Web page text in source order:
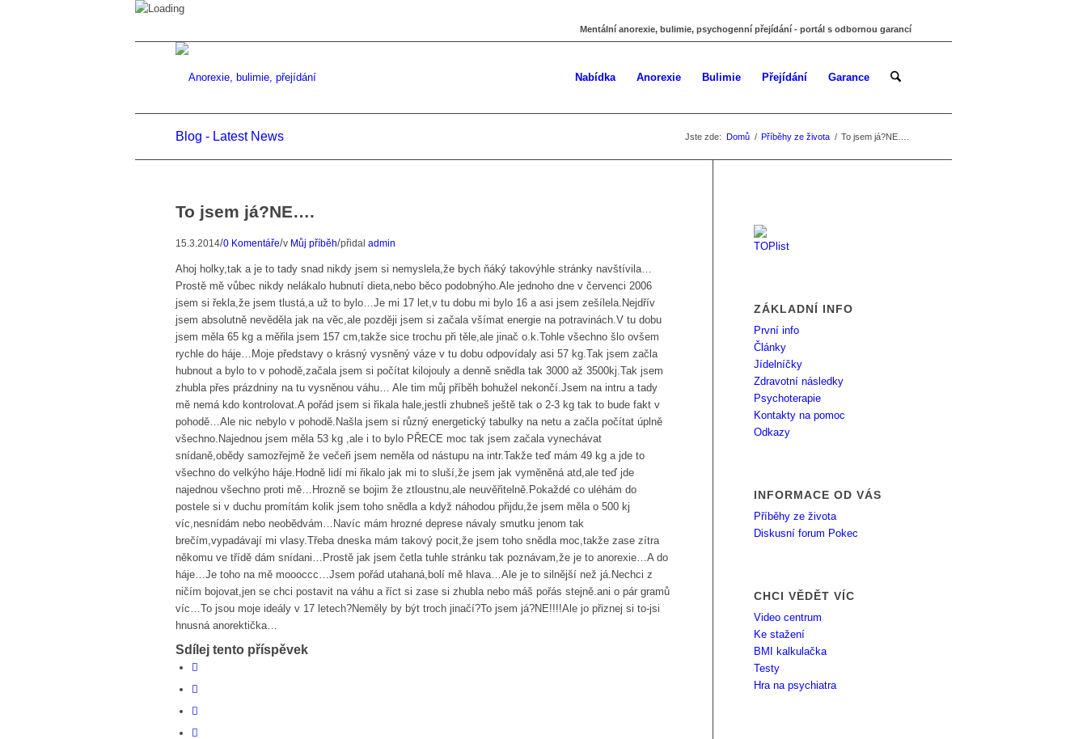
Mentální anorexie, bulimie, psychogenní přejídání - portál s odbornou garancí
Nabídka Anorexie Bulimie Přejídání Garance
Blog - Latest News Jste zde: Domů / Příběhy ze života / To jsem já?NE….
To jsem já?NE….
15.3.2014/0 Komentáře/v Můj příběh/přidal admin
Ahoj holky,tak a je to tady snad nikdy jsem si nemyslela,že bych ňáký takovýhle stránky navštívila…
Prostě mě vůbec nikdy nelákalo hubnutí dieta,nebo běco podobnýho.Ale jednoho dne v červenci 2006
jsem si řekla,že jsem tlustá,a už to bylo…Je mi 17 let,v tu dobu mi bylo 16 a asi jsem zešílela.Nejdřív
jsem absolutně nevěděla jak na věc,ale později jsem si začala všímat energie na potravinách.V tu dobu
jsem měla 65 kg a měřila jsem 157 cm,takže sice trochu při těle,ale jinač o.k.Tohle všechno šlo ovšem
rychle do háje…Moje představy o krásný vysněný váze v tu dobu odpovídaly asi 57 kg.Tak jsem začla
hubnout a bylo to v pohodě,začala jsem si počítat kilojouly a denně snědla tak 3000 až 3500kj.Tak jsem
zhubla přes prázdniny na tu vysněnou váhu… Ale tim můj příběh bohužel nekončí.Jsem na intru a tady
mě nemá kdo kontrolovat.A pořád jsem si řikala hale,jestli zhubneš ještě tak o 2-3 kg tak to bude fakt v
pohodě…Ale nic nebylo v pohodě.Našla jsem si různý energetický tabulky na netu a začla počítat úplně
všechno.Najednou jsem měla 53 kg ,ale i to bylo PŘECE moc tak jsem začala vynechávat
snídaně,obědy samozřejmě že večeři jsem neměla od nástupu na intr.Takže teď mám 49 kg a jde to
všechno do velkýho háje.Hodně lidí mi řikalo jak mi to sluší,že jsem jak vyměněná atd,ale teď jde
najednou všechno proti mě…Hrozně se bojim že ztloustnu,ale neuvěřitelně.Pokaždé co uléhám do
postele si v duchu promítám kolik jsem toho snědla a když náhodou přijdu,že jsem měla o 500 kj
víc,nesnídám nebo neobědvám…Navíc mám hrozné deprese návaly smutku jenom tak
brečím,vypadávají mi vlasy.Třeba dneska mám takový pocit,že jsem toho snědla moc,takže zase zítra
někomu ve třídě dám snídani…Prostě jak jsem četla tuhle stránku tak poznávam,že je to anorexie…A do
háje…Je toho na mě moooccc…Jsem pořád utahaná,bolí mě hlava…Ale je to silnější než já.Nechci z
ničím bojovat,jen se chci postavit na váhu a říct si zase si zhubla nebo máš pořás stejně.ani o pár gramů
víc…To jsou moje ideály v 17 letech?Neměly by být troch jinačí?To jsem já?NE!!!!Ale jo přiznej si to-jsi
hnusná anorektička…
Sdílej tento příspěvek
ZÁKLADNÍ INFO
První info
Články
Jídelníčky
Zdravotní následky
Psychoterapie
Kontakty na pomoc
Odkazy
INFORMACE OD VÁS
Příběhy ze života
Diskusní forum Pokec
CHCI VĚDĚT VÍC
Video centrum
Ke stažení
BMI kalkulačka
Testy
Hra na psychiatra